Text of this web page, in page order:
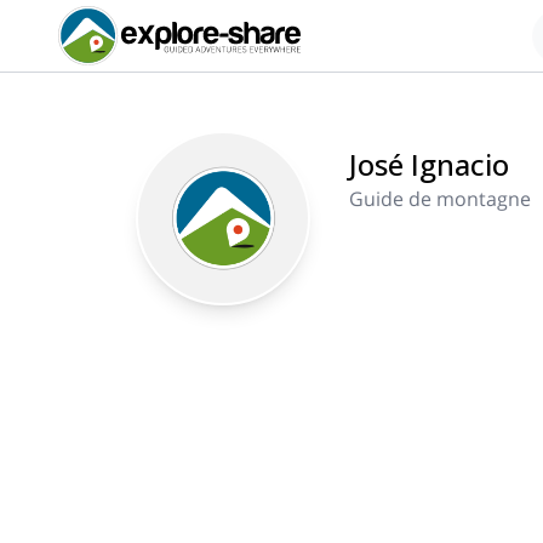
José Ignacio
Guide de montagne